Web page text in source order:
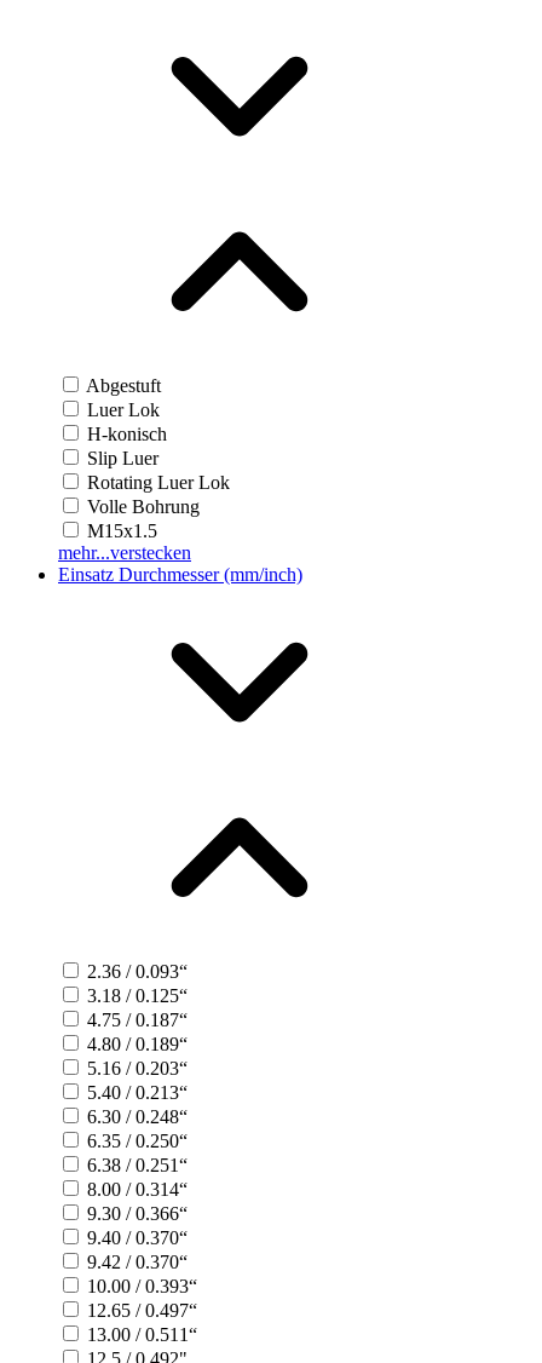
Abgestuft
Luer Lok
H-konisch
Slip Luer
Rotating Luer Lok
Volle Bohrung
M15x1.5
mehr...verstecken
Einsatz Durchmesser (mm/inch)
2.36 / 0.093“
3.18 / 0.125“
4.75 / 0.187“
4.80 / 0.189“
5.16 / 0.203“
5.40 / 0.213“
6.30 / 0.248“
6.35 / 0.250“
6.38 / 0.251“
8.00 / 0.314“
9.30 / 0.366“
9.40 / 0.370“
9.42 / 0.370“
10.00 / 0.393“
12.65 / 0.497“
13.00 / 0.511“
12.5 / 0.492"